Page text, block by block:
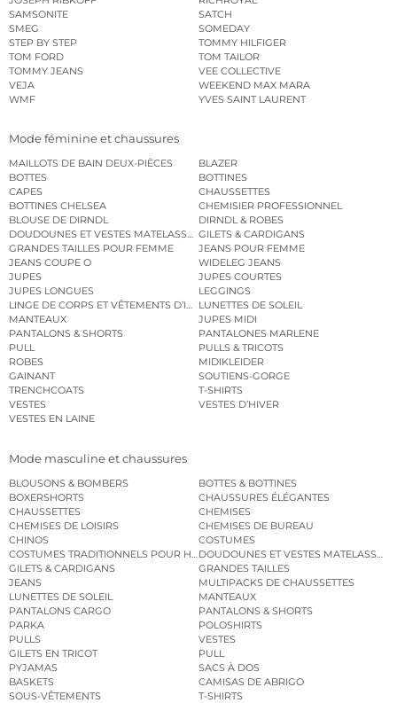
SAMSONITE
SATCH
SMEG
SOMEDAY
STEP BY STEP
TOMMY HILFIGER
TOM FORD
TOM TAILOR
TOMMY JEANS
VEE COLLECTIVE
VEJA
WEEKEND MAX MARA
WMF
YVES SAINT LAURENT
Mode féminine et chaussures
MAILLOTS DE BAIN DEUX-PIÈCES
BLAZER
BOTTES
BOTTINES
CAPES
CHAUSSETTES
BOTTINES CHELSEA
CHEMISIER PROFESSIONNEL
BLOUSE DE DIRNDL
DIRNDL & ROBES
DOUDOUNES ET VESTES MATELASSÉESGILETS & CARDIGANS
GRANDES TAILLES POUR FEMME
JEANS POUR FEMME
JEANS COUPE O
WIDELEG JEANS
JUPES
JUPES COURTES
JUPES LONGUES
LEGGINGS
LINGE DE CORPS ET VÊTEMENTS D’INTÉRIEURLUNETTES DE SOLEIL
MANTEAUX
JUPES MIDI
PANTALONS & SHORTS
PANTALONES MARLENE
PULL
PULLS & TRICOTS
ROBES
MIDIKLEIDER
GAINANT
SOUTIENS-GORGE
TRENCHCOATS
T-SHIRTS
VESTES
VESTES D’HIVER
VESTES EN LAINE
Mode masculine et chaussures
BLOUSONS & BOMBERS
BOTTES & BOTTINES
BOXERSHORTS
CHAUSSURES ÉLÉGANTES
CHAUSSETTES
CHEMISES
CHEMISES DE LOISIRS
CHEMISES DE BUREAU
CHINOS
COSTUMES
COSTUMES TRADITIONNELS POUR HOMMEDOUDOUNES ET VESTES MATELASSÉES
GILETS & CARDIGANS
GRANDES TAILLES
JEANS
MULTIPACKS DE CHAUSSETTES
LUNETTES DE SOLEIL
MANTEAUX
PANTALONS CARGO
PANTALONS & SHORTS
PARKA
POLOSHIRTS
PULLS
VESTES
GILETS EN TRICOT
PULL
PYJAMAS
SACS À DOS
BASKETS
CAMISAS DE ABRIGO
SOUS-VÊTEMENTS
T-SHIRTS